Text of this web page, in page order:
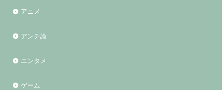
アニメ
アンチ論
エンタメ
ゲーム